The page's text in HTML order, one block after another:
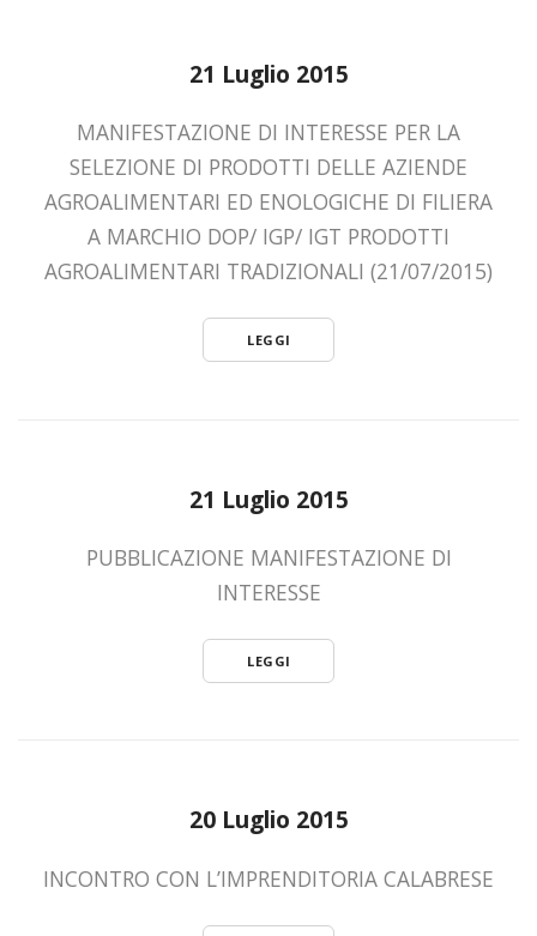
21 Luglio 2015
MANIFESTAZIONE DI INTERESSE PER LA
SELEZIONE DI PRODOTTI DELLE AZIENDE
AGROALIMENTARI ED ENOLOGICHE DI FILIERA
A MARCHIO DOP/ IGP/ IGT PRODOTTI
AGROALIMENTARI TRADIZIONALI (21/07/2015)
LEGGI
21 Luglio 2015
PUBBLICAZIONE MANIFESTAZIONE DI
INTERESSE
LEGGI
20 Luglio 2015
INCONTRO CON L’IMPRENDITORIA CALABRESE